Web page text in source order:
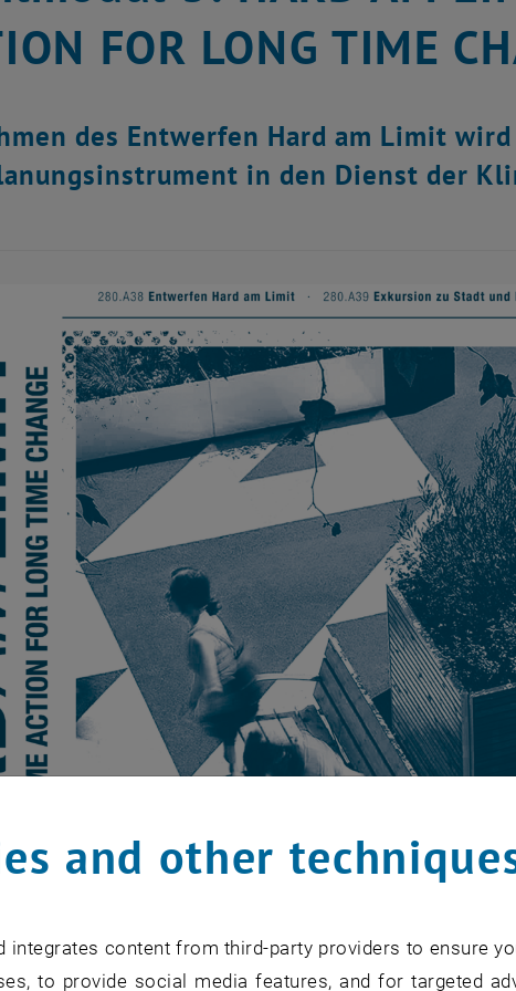
FOR LONG TIME
des Entwerfen Hard am Limit
in den Dienst der
and other
integrates content from third-party providers to ensure
to provide social media features, and for targeted